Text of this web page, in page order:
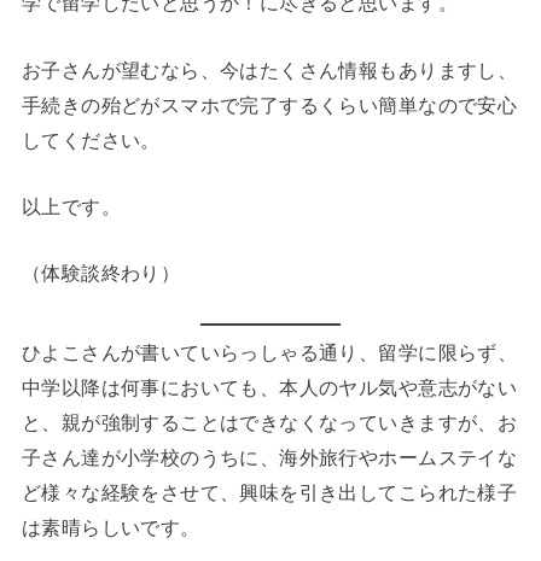
お子さんが望むなら、今はたくさん情報もありますし、
手続きの殆どがスマホで完了するくらい簡単なので安心
してください。
以上です。
（体験談終わり）
ひよこさんが書いていらっしゃる通り、留学に限らず、
中学以降は何事においても、本人のヤル気や意志がない
と、親が強制することはできなくなっていきますが、お
子さん達が小学校のうちに、海外旅行やホームステイな
ど様々な経験をさせて、興味を引き出してこられた様子
は素晴らしいです。